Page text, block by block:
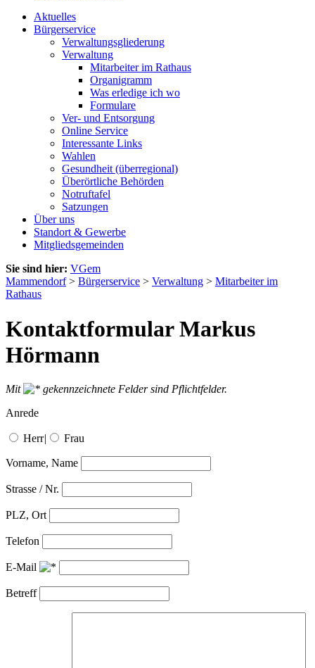
Aktuelles
Bürgerservice
Verwaltungsgliederung
Verwaltung
Mitarbeiter im Rathaus
Organigramm
Was erledige ich wo
Formulare
Ver- und Entsorgung
Online Service
Interessante Links
Wahlen
Gesundheit (überregional)
Überörtliche Behörden
Notruftafel
Satzungen
Über uns
Standort & Gewerbe
Mitgliedsgemeinden
Sie sind hier: VGem
Mammendorf> Bürgerservice > Verwaltung > Mitarbeiter im
Rathaus
Kontaktformular Markus
Hörmann
Mit
gekennzeichnete Felder sind Pflichtfelder.
Anrede
Herr| Frau
Vorname, Name
Strasse / Nr.
PLZ, Ort
Telefon
E-Mail
Betreff